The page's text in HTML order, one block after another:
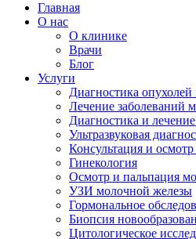
Главная
О нас
О клинике
Врачи
Блог
Услуги
Диагностика
Лечение заболеваний
Диагностика и
Ультразвуковая
Консультация и
Гинекология
Осмотр и пальпация
УЗИ молочной железы
Гормональное
Биопсия
Цитологическое